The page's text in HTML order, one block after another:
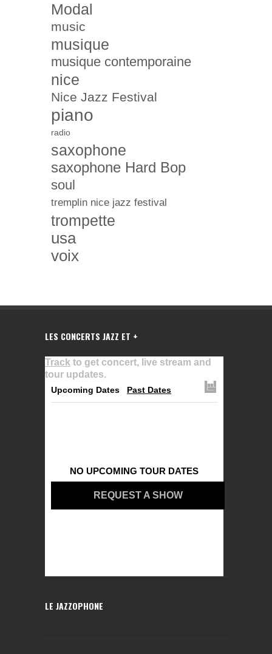
Modal
music
musique
musique contemporaine
nice
Nice Jazz Festival
piano
radio
saxophone
saxophone Hard Bop
soul
tremplin nice jazz festival
trompette
usa
voix
LES CONCERTS JAZZ ET +
Track to get concert, live stream and
tour updates.
Upcoming Dates Past Dates
NO UPCOMING TOUR DATES
REQUEST A SHOW
LE JAZZOPHONE